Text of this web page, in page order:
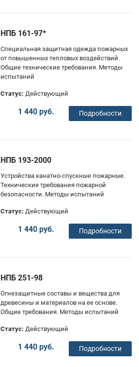
НПБ 161-97*
Специальная защитная одежда пожарных
от повышенных тепловых воздействий.
Общие технические требования. Методы
испытаний
Статус: Действующий
1 440 руб. Подробности
НПБ 193-2000
Устройства канатно-спускные пожарные.
Технические требования пожарной
безопасности. Методы испытаний
Статус: Действующий
1 440 руб. Подробности
НПБ 251-98
Огнезащитные составы и вещества для
древесины и материалов на ее основе.
Общие требования. Методы испытаний
Статус: Действующий
1 440 руб. Подробности